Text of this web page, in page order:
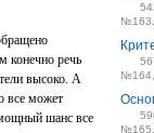
конечно речь
высоко. А
все может
шанс все
№163,
№164,
№165,